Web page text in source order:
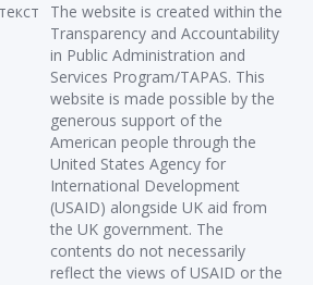
The website is created within the
Transparency and Accountability
in Public Administration and
Services Program/TAPAS. This
website is made possible by the
generous support of the
American people through the
United States Agency for
International Development
(USAID) alongside UK aid from
the UK government. The
contents do not necessarily
reflect the views of USAID or the